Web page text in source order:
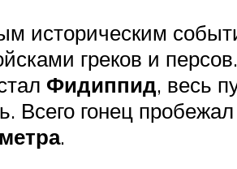
историческим
греков и
Фидиппид, весь
Всего гонец
.